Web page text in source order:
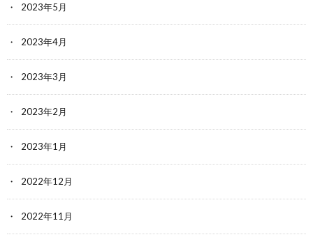
2023年5月
2023年4月
2023年3月
2023年2月
2023年1月
2022年12月
2022年11月